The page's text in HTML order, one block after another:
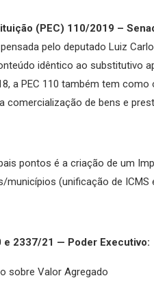
(PEC) 110/2019 –
pelo deputado Luiz
idêntico ao substitutivo
a PEC 110 também tem
comercialização de bens e
pontos é a criação de um
(unificação de ICMS
2337/21 — Poder Executivo:
sobre Valor Agregado